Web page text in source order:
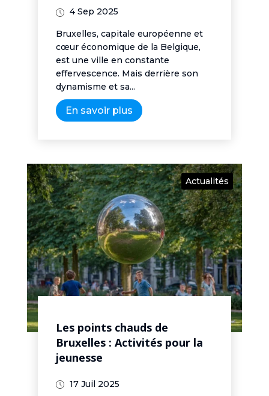
4 Sep 2025
Bruxelles, capitale européenne et
cœur économique de la Belgique,
est une ville en constante
effervescence. Mais derrière son
dynamisme et sa...
En savoir plus
Actualités
Les points chauds de
Bruxelles : Activités pour la
jeunesse
17 Juil 2025